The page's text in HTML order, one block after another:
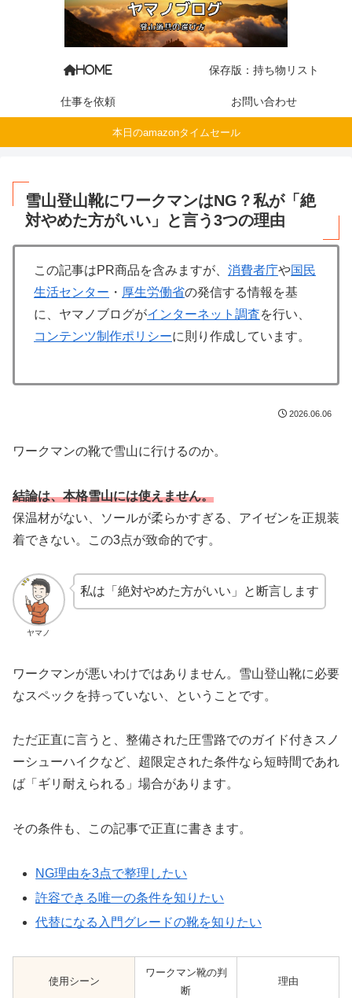
HOME 保存版：持ち物リスト
仕事を依頼 お問い合わせ
本日のamazonタイムセール
雪山登山靴にワークマンはNG？私が「絶
対やめた方がいい」と言う3つの理由
この記事はPR商品を含みますが、 消費者庁や国民
生活センター ・ 厚生労働省の発信する情報を基
に、ヤマノブログがインターネット調査を行い、
コンテンツ制作ポリシーに則り作成しています。
2026.06.06
ワークマンの靴で雪山に行けるのか。
結論は、本格雪山には使えません。
保温材がない、ソールが柔らかすぎる、アイゼンを正規装
着できない。この3点が致命的です。
ヤマノ
私は「絶対やめた方がいい」と断言します
ワークマンが悪いわけではありません。雪山登山靴に必要
なスペックを持っていない、ということです。
ただ正直に言うと、整備された圧雪路でのガイド付きスノ
ーシューハイクなど、超限定された条件なら短時間であれ
ば「ギリ耐えられる」場合があります。
その条件も、この記事で正直に書きます。
NG理由を3点で整理したい
許容できる唯一の条件を知りたい
代替になる入門グレードの靴を知りたい
使用シーン
ワークマン靴の判
断
理由